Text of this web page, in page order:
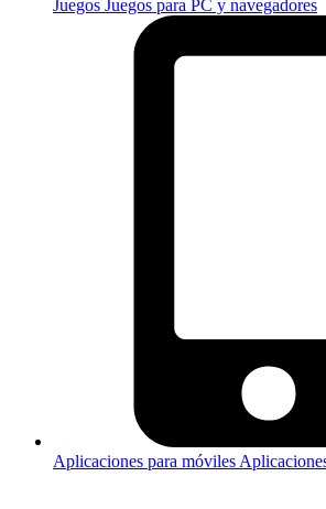
Juegos Juegos para PC y navegadores
Aplicaciones para móviles